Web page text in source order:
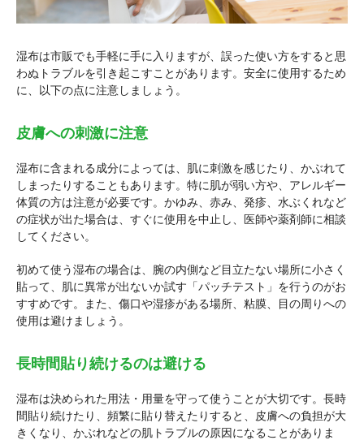
湿布は市販でも手軽に手に入りますが、誤った使い方をすると思
わぬトラブルを引き起こすことがあります。安全に使用するため
に、以下の点に注意しましょう。
皮膚への刺激に注意
湿布に含まれる成分によっては、肌に刺激を感じたり、かぶれて
しまったりすることもあります。特に肌が弱い方や、アレルギー
体質の方は注意が必要です。かゆみ、赤み、発疹、水ぶくれなど
の症状が出た場合は、すぐに使用を中止し、医師や薬剤師に相談
してください。
初めて使う湿布の場合は、腕の内側など目立たない場所に小さく
貼って、肌に異常が出ないか試す「パッチテスト」を行うのがお
すすめです。また、傷口や湿疹がある場所、粘膜、目の周りへの
使用は避けましょう。
長時間貼り続けるのは避ける
湿布は決められた用法・用量を守って使うことが大切です。長時
間貼り続けたり、頻繁に貼り替えたりすると、皮膚への負担が大
きくなり、かぶれなどの肌トラブルの原因になることがありま